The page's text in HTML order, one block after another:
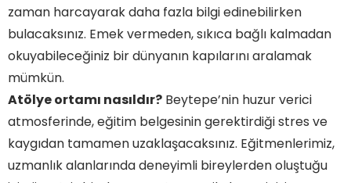
zaman harcayarak daha fazla bilgi edinebilirken
bulacaksınız. Emek vermeden, sıkıca bağlı kalmadan
okuyabileceğiniz bir dünyanın kapılarını aralamak
mümkün.
Atölye ortamı nasıldır? Beytepe’nin huzur verici
atmosferinde, eğitim belgesinin gerektirdiği stres ve
kaygıdan tamamen uzaklaşacaksınız. Eğitmenlerimiz,
uzmanlık alanlarında deneyimli bireylerden oluştuğu